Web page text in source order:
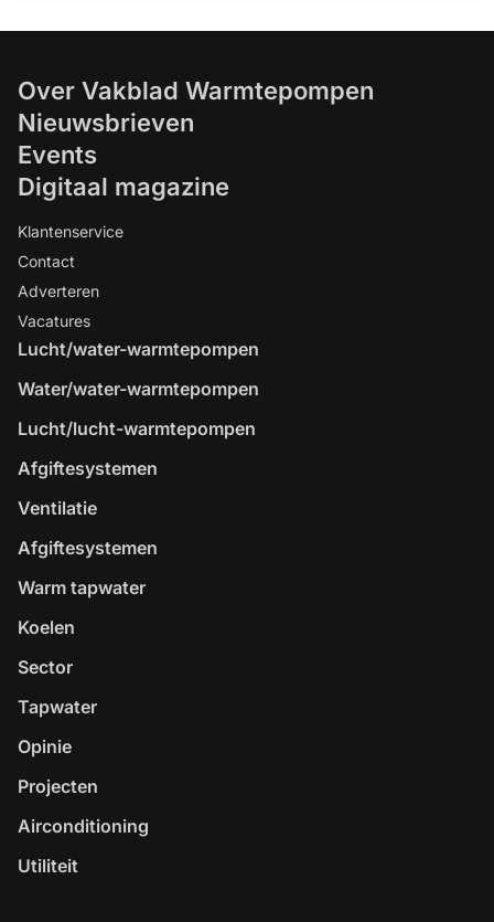
Over Vakblad Warmtepompen
Nieuwsbrieven
Events
Digitaal magazine
Klantenservice
Contact
Adverteren
Vacatures
Lucht/water-warmtepompen
Water/water-warmtepompen
Lucht/lucht-warmtepompen
Afgiftesystemen
Ventilatie
Afgiftesystemen
Warm tapwater
Koelen
Sector
Tapwater
Opinie
Projecten
Airconditioning
Utiliteit